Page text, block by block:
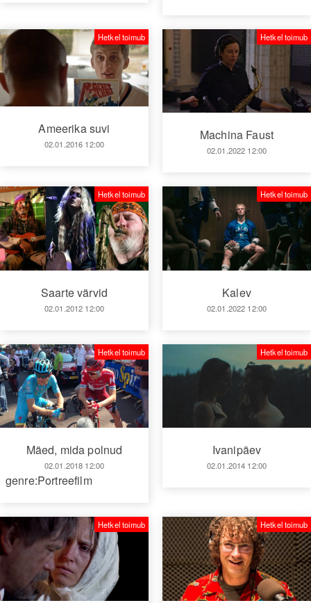
Ameerika suvi
02.01.2016 12:00
Hetkel toimub
Machina Faust
02.01.2022 12:00
Hetkel toimub
Saarte värvid
02.01.2012 12:00
Hetkel toimub
Kalev
02.01.2022 12:00
Hetkel toimub
Mäed, mida polnud
02.01.2018 12:00
Hetkel toimub
genre:Portreefilm
Ivanipäev
02.01.2014 12:00
Hetkel toimub
Hetkel toimub Hetkel toimub